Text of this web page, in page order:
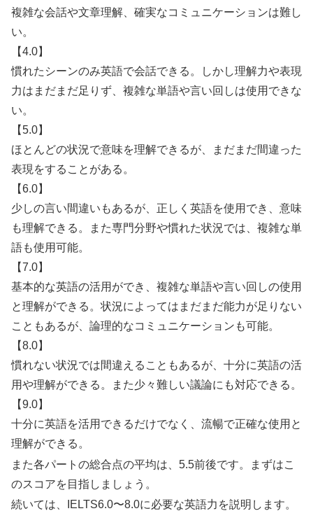
複雑な会話や文章理解、確実なコミュニケーションは難し
い。
【4.0】
慣れたシーンのみ英語で会話できる。しかし理解力や表現
力はまだまだ足りず、複雑な単語や言い回しは使用できな
い。
【5.0】
ほとんどの状況で意味を理解できるが、まだまだ間違った
表現をすることがある。
【6.0】
少しの言い間違いもあるが、正しく英語を使用でき、意味
も理解できる。また専門分野や慣れた状況では、複雑な単
語も使用可能。
【7.0】
基本的な英語の活用ができ、複雑な単語や言い回しの使用
と理解ができる。状況によってはまだまだ能力が足りない
こともあるが、論理的なコミュニケーションも可能。
【8.0】
慣れない状況では間違えることもあるが、十分に英語の活
用や理解ができる。また少々難しい議論にも対応できる。
【9.0】
十分に英語を活用できるだけでなく、流暢で正確な使用と
理解ができる。
また各パートの総合点の平均は、5.5前後です。まずはこ
のスコアを目指しましょう。
続いては、IELTS6.0〜8.0に必要な英語力を説明します。